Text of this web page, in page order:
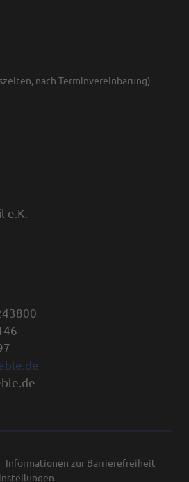
nach Terminvereinbarung)
e.K.
Informationen zur Barrierefreiheit